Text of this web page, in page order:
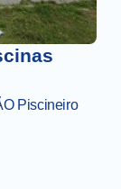
Piscineiro